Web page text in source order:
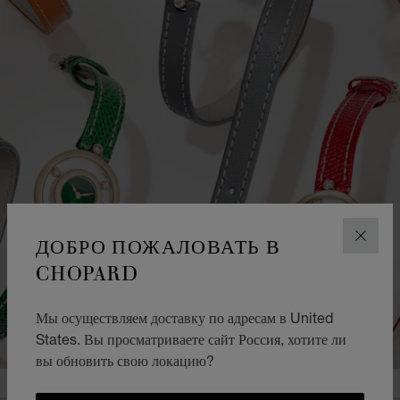
ДОБРО ПОЖАЛОВАТЬ В
CHOPARD
Мы осуществляем доставку по адресам в United
States. Вы просматриваете сайт Россия, хотите ли
вы обновить свою локацию?